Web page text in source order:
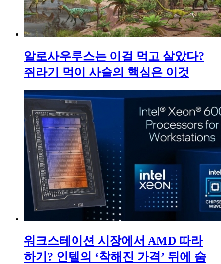
알로사우루스는 이걸 먹고 살았다?
쥐라기 먹이 사슬의 핵심은 이것
워크스테이션 시장에서 AMD 따라
하기? 인텔의 ‘착해진 가격’ 뒤에 숨